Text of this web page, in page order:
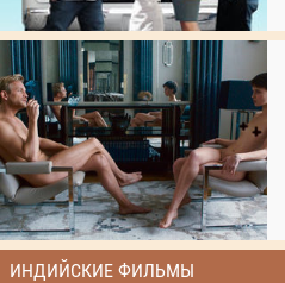
ИНДИЙСКИЕ ФИЛЬМЫ